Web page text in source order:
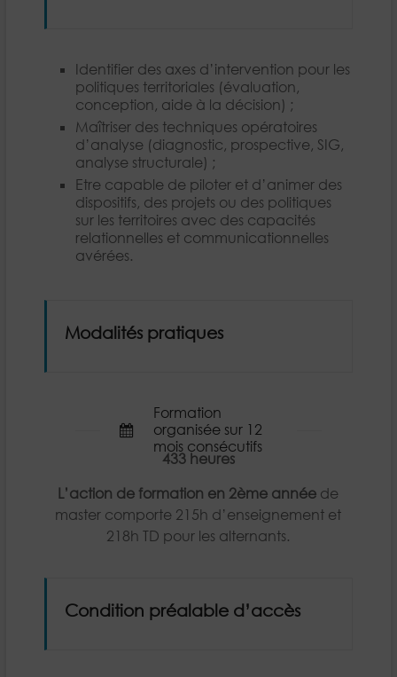
Identifier des axes d’intervention pour les
politiques territoriales (évaluation,
conception, aide à la décision) ;
Maîtriser des techniques opératoires
d’analyse (diagnostic, prospective, SIG,
analyse structurale) ;
Etre capable de piloter et d’animer des
dispositifs, des projets ou des politiques
sur les territoires avec des capacités
relationnelles et communicationnelles
avérées.
Modalités pratiques
Formation
organisée sur 12
mois consécutifs
433 heures
L’action de formation en 2ème année de
master comporte 215h d’enseignement et
218h TD pour les alternants.
Condition préalable d’accès